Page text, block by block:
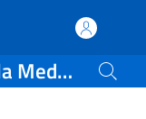
Unione dei Comuni della Media Valle Camonica